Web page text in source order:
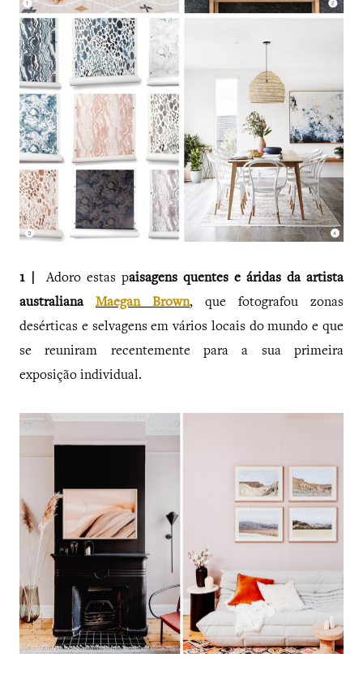
1 | Adoro estas paisagens quentes e áridas da artista
australiana
Maegan Brown, que fotografou zonas
desérticas e selvagens em vários locais do mundo e que
se reuniram recentemente para a sua primeira
exposição individual.